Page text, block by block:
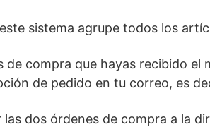
sistema agrupe todos los
de compra que hayas recibido
de pedido en tu correo, es
las dos órdenes de compra a la